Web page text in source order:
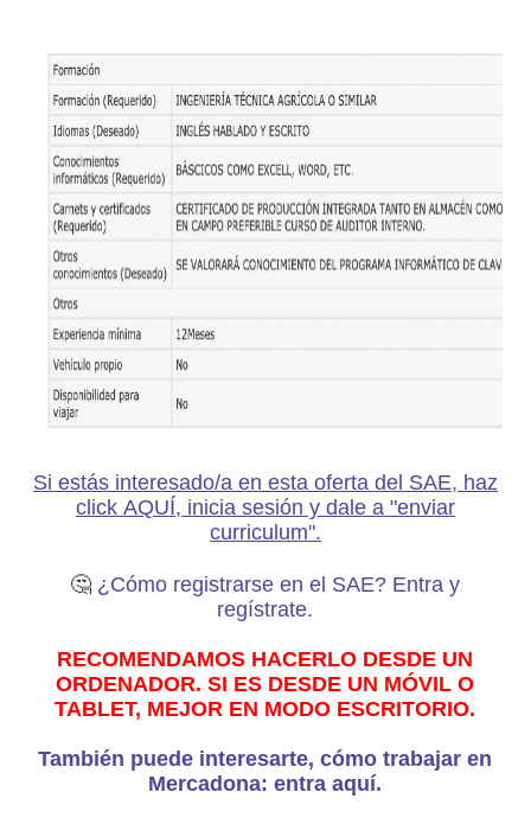
Si estás interesado/a en esta oferta del SAE, haz
click AQUÍ, inicia sesión y dale a "enviar
curriculum".
🤔 ¿Cómo registrarse en el SAE? Entra y
regístrate.
RECOMENDAMOS HACERLO DESDE UN
ORDENADOR. SI ES DESDE UN MÓVIL O
TABLET, MEJOR EN MODO ESCRITORIO.
También puede interesarte, cómo trabajar en
Mercadona: entra aquí.